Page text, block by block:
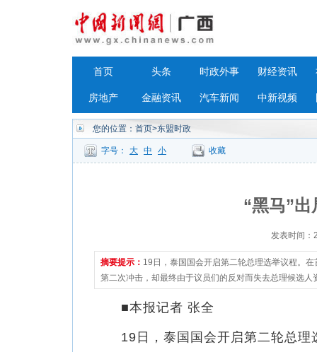
首页 头条 时政外事 财经资讯
房地产 金融资讯 汽车新闻 中新视频
您的位置： 首页>东盟时政
字号： 大 中 小 收藏
“黑马”
发表时间：
摘要提示： 19日，泰国国会开启第二轮总理选举议程。
第二次冲击，却最终由于议员们的反对而失去总理候选人
■本报记者 张全
19日，泰国国会开启第二轮总理